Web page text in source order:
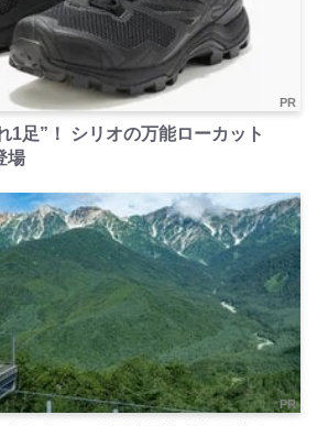
PR
1足”！ シリオの万能ローカット
場
PR